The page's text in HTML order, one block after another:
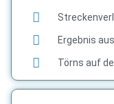
Ergebnis
Törns auf